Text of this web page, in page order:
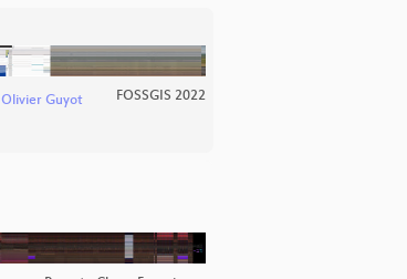
Olivier Guyot FOSSGIS 2022